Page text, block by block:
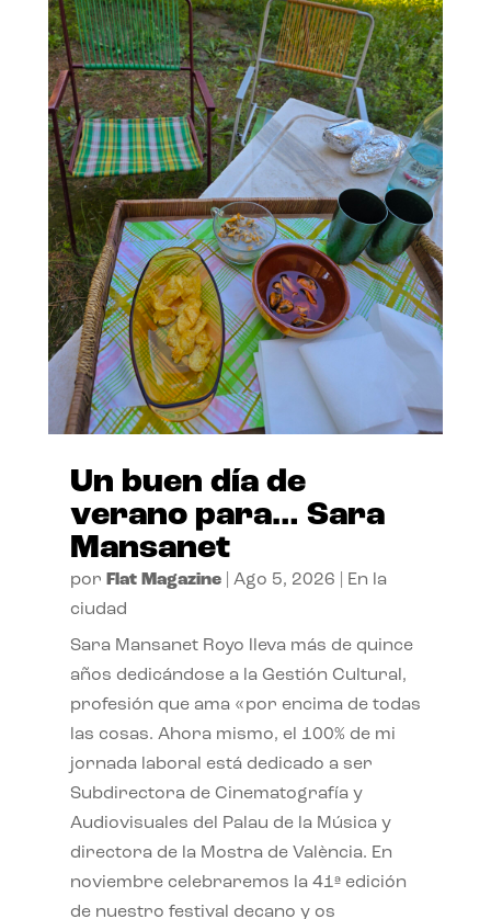
Un buen día de
verano para… Sara
Mansanet
por Flat Magazine| Ago 5, 2026
En la
ciudad
Sara Mansanet Royo lleva más de quince
años dedicándose a la Gestión Cultural,
profesión que ama «por encima de todas
las cosas. Ahora mismo, el 100% de mi
jornada laboral está dedicado a ser
Subdirectora de Cinematografía y
Audiovisuales del Palau de la Música y
directora de la Mostra de València. En
noviembre celebraremos la 41ª edición
de nuestro festival decano y os